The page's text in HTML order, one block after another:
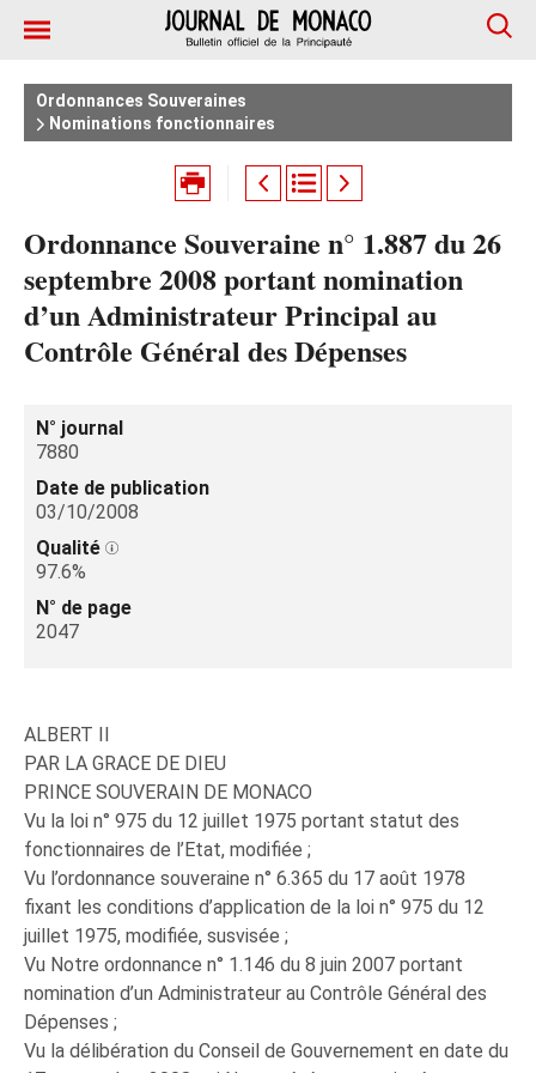
Ordonnances Souveraines
Nominations fonctionnaires
Ordonnance Souveraine n° 1.887 du 26
septembre 2008 portant nomination
d’un Administrateur Principal au
Contrôle Général des Dépenses
N° journal
7880
Date de publication
03/10/2008
Qualité
97.6%
N° de page
2047
ALBERT II
PAR LA GRACE DE DIEU
PRINCE SOUVERAIN DE MONACO
Vu la loi n° 975 du 12 juillet 1975 portant statut des
fonctionnaires de l’Etat, modifiée ;
Vu l’ordonnance souveraine n° 6.365 du 17 août 1978
fixant les conditions d’application de la loi n° 975 du 12
juillet 1975, modifiée, susvisée ;
Vu Notre ordonnance n° 1.146 du 8 juin 2007 portant
nomination d’un Administrateur au Contrôle Général des
Dépenses ;
Vu la délibération du Conseil de Gouvernement en date du